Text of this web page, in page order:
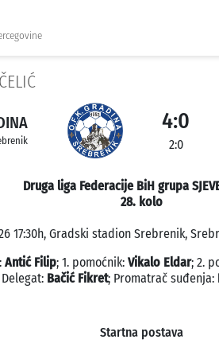
4:0
2:0
Druga liga Federacije BiH grupa
28. kolo
17:30h, Gradski stadion Srebrenik,
Antić Filip; 1. pomoćnik: Vikalo Eldar; 2.
Delegat: Bačić Fikret; Promatrač suđenja:
Startna postava